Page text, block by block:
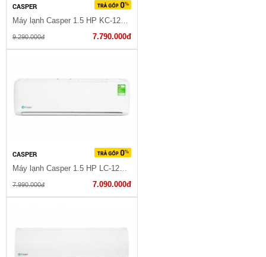
CASPER
9.290.000đ 7.790.000đ
CASPER
7.990.000đ 7.090.000đ